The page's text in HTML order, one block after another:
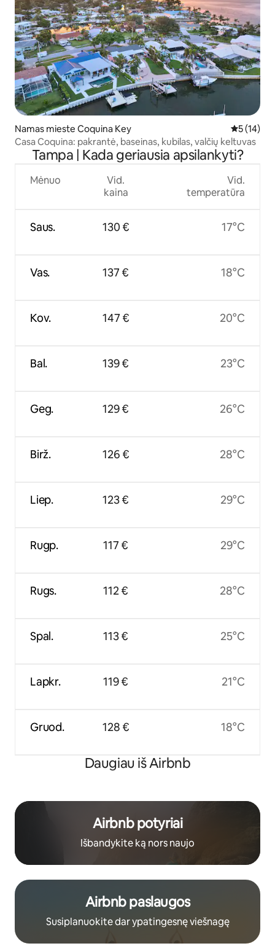
Namas mieste Coquina Key Vidutinis
5 (14)
Casa Coquina: pakrantė, baseinas, kubilas, valčių keltuvas
Tampa | Kada geriausia apsilankyti?
Mėnuo
Saus.
Vas.
Kov.
Bal.
Geg.
Birž.
Liep.
Rugp.
Rugs.
Spal.
Lapkr.
Gruod.
Vid.
kaina
130 €
137 €
147 €
139 €
129 €
126 €
123 €
117 €
112 €
113 €
119 €
128 €
Vid.
temperatūra
17°C
18°C
20°C
23°C
26°C
28°C
29°C
29°C
28°C
25°C
21°C
18°C
Daugiau iš Airbnb
Airbnb potyriai
Išbandykite ką nors naujo
Airbnb paslaugos
Susiplanuokite dar ypatingesnę viešnagę